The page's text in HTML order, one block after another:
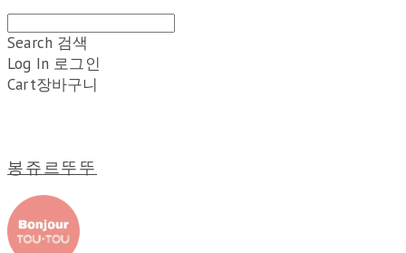
Search 검색
Log In 로그인
Cart장바구니
봉쥬르뚜뚜